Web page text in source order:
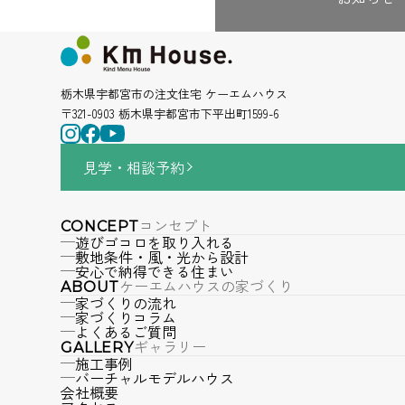
栃木県宇都宮市の注文住宅 ケーエムハウス
〒321-0903 栃木県宇都宮市下平出町1599-6
見学・相談予約
CONCEPTコンセプト
遊びゴコロを取り入れる
敷地条件・風・光から設計
安心で納得できる住まい
ABOUTケーエムハウスの家づくり
家づくりの流れ
家づくりコラム
よくあるご質問
GALLERYギャラリー
施工事例
バーチャルモデルハウス
会社概要